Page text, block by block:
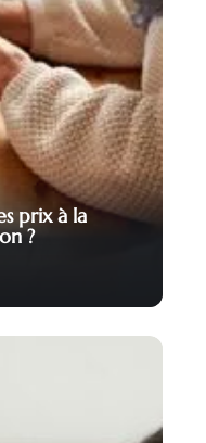
prix à la
?